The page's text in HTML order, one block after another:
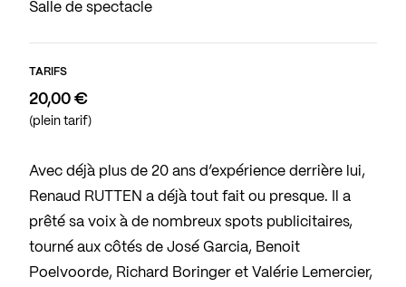
Salle de spectacle
TARIFS
20,00 €
(plein tarif)
Avec déjà plus de 20 ans d’expérience derrière lui,
Renaud RUTTEN a déjà tout fait ou presque. Il a
prêté sa voix à de nombreux spots publicitaires,
tourné aux côtés de José Garcia, Benoit
Poelvoorde, Richard Boringer et Valérie Lemercier,